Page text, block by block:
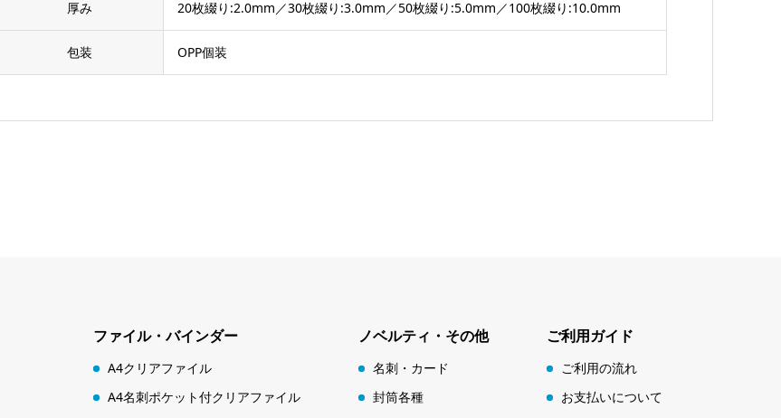
厚み 20枚綴り:2.0mm／30枚綴り:3.0mm／50枚綴り:5.0mm／100枚綴り:10.0mm
包装 OPP個装
ファイル・バインダー
A4クリアファイル
A4名刺ポケット付クリアファイル
ノベルティ・その他
名刺・カード
封筒各種
ご利用ガイド
ご利用の流れ
お支払いについて